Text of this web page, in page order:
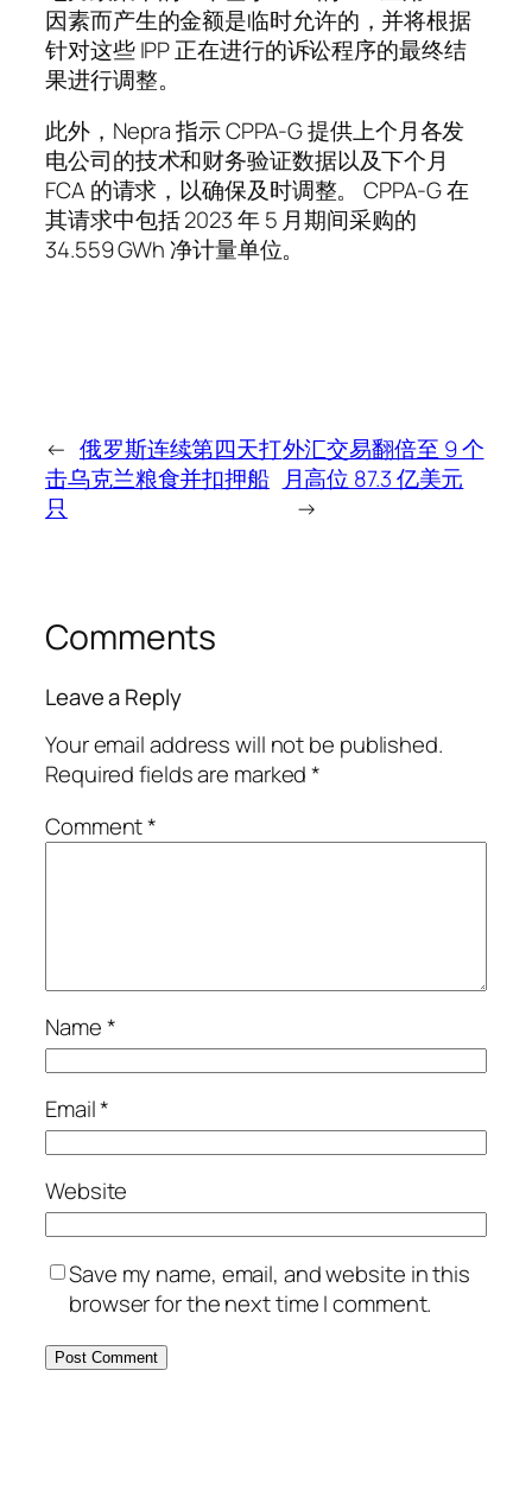
因素而产生的金额是临时允许的，并将根据
针对这些 IPP 正在进行的诉讼程序的最终结
果进行调整。
此外，Nepra 指示 CPPA-G 提供上个月各发
电公司的技术和财务验证数据以及下个月
FCA 的请求，以确保及时调整。 CPPA-G 在
其请求中包括 2023 年 5 月期间采购的
34.559 GWh 净计量单位。
← 俄罗斯连续第四天打
击乌克兰粮食并扣押船
只
外汇交易翻倍至 9 个
月高位 87.3 亿美元
→
Comments
Leave a Reply
Your email address will not be published.
Required fields are marked*
Comment*
Name*
Email*
Website
Save my name, email, and website in this
browser for the next time I comment.